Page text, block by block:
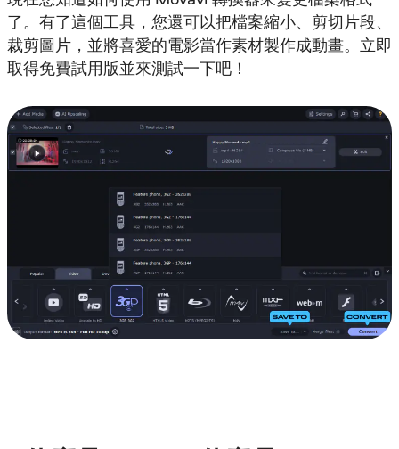
了。有了這個工具，您還可以把檔案縮小、剪切片段、
裁剪圖片，並將喜愛的電影當作素材製作成動畫。立即
取得免費試用版並來測試一下吧！